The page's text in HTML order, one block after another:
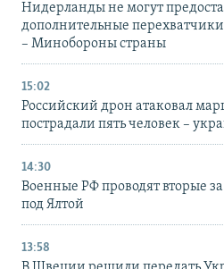
Нидерланды не могут
дополнительные
– Минобороны страны
15:02
Российский дрон атаковал
пострадали пять человек –
14:30
Военные РФ проводят вторые
под Ялтой
13:58